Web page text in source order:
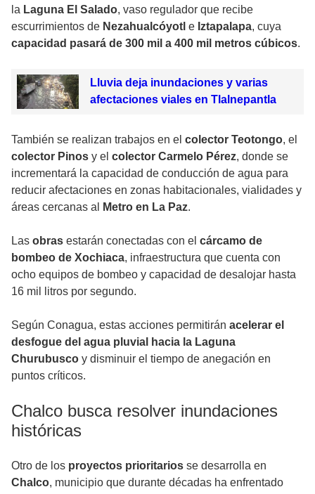
la Laguna El Salado, vaso regulador que recibe
escurrimientos de Nezahualcóyotl e Iztapalapa, cuya
capacidad pasará de 300 mil a 400 mil metros cúbicos.
Lluvia deja inundaciones y varias
afectaciones viales en Tlalnepantla
También se realizan trabajos en el colector Teotongo, el
colector Pinos y el colector Carmelo Pérez, donde se
incrementará la capacidad de conducción de agua para
reducir afectaciones en zonas habitacionales, vialidades y
áreas cercanas al
Metro en La Paz.
Las obras estarán conectadas con el cárcamo de
bombeo de Xochiaca, infraestructura que cuenta con
ocho equipos de bombeo y capacidad de desalojar hasta
16 mil litros por segundo.
Según Conagua, estas acciones permitirán acelerar el
desfogue del agua pluvial hacia la Laguna
Churubusco y disminuir el tiempo de anegación en
puntos críticos.
Chalco busca resolver inundaciones
históricas
Otro de los proyectos prioritarios se desarrolla en
Chalco, municipio que durante décadas ha enfrentado